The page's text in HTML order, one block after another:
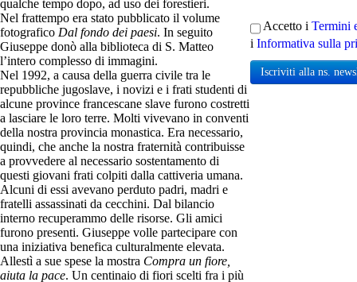
qualche tempo dopo, ad uso dei forestieri.
Nel frattempo era stato pubblicato il volume
fotografico Dal fondo dei paesi. In seguito
Giuseppe donò alla biblioteca di S. Matteo
l’intero complesso di immagini.
Nel 1992, a causa della guerra civile tra le
repubbliche jugoslave, i novizi e i frati studenti di
alcune province francescane slave furono costretti
a lasciare le loro terre. Molti vivevano in conventi
della nostra provincia monastica. Era necessario,
quindi, che anche la nostra fraternità contribuisse
a provvedere al necessario sostentamento di
questi giovani frati colpiti dalla cattiveria umana.
Alcuni di essi avevano perduto padri, madri e
fratelli assassinati da cecchini. Dal bilancio
interno recuperammo delle risorse. Gli amici
furono presenti. Giuseppe volle partecipare con
una iniziativa benefica culturalmente elevata.
Allestì a sue spese la mostra Compra un fiore,
aiuta la pace. Un centinaio di fiori scelti fra i più
Accetto i Termini
i Informativa sulla
Iscriviti alla ns.